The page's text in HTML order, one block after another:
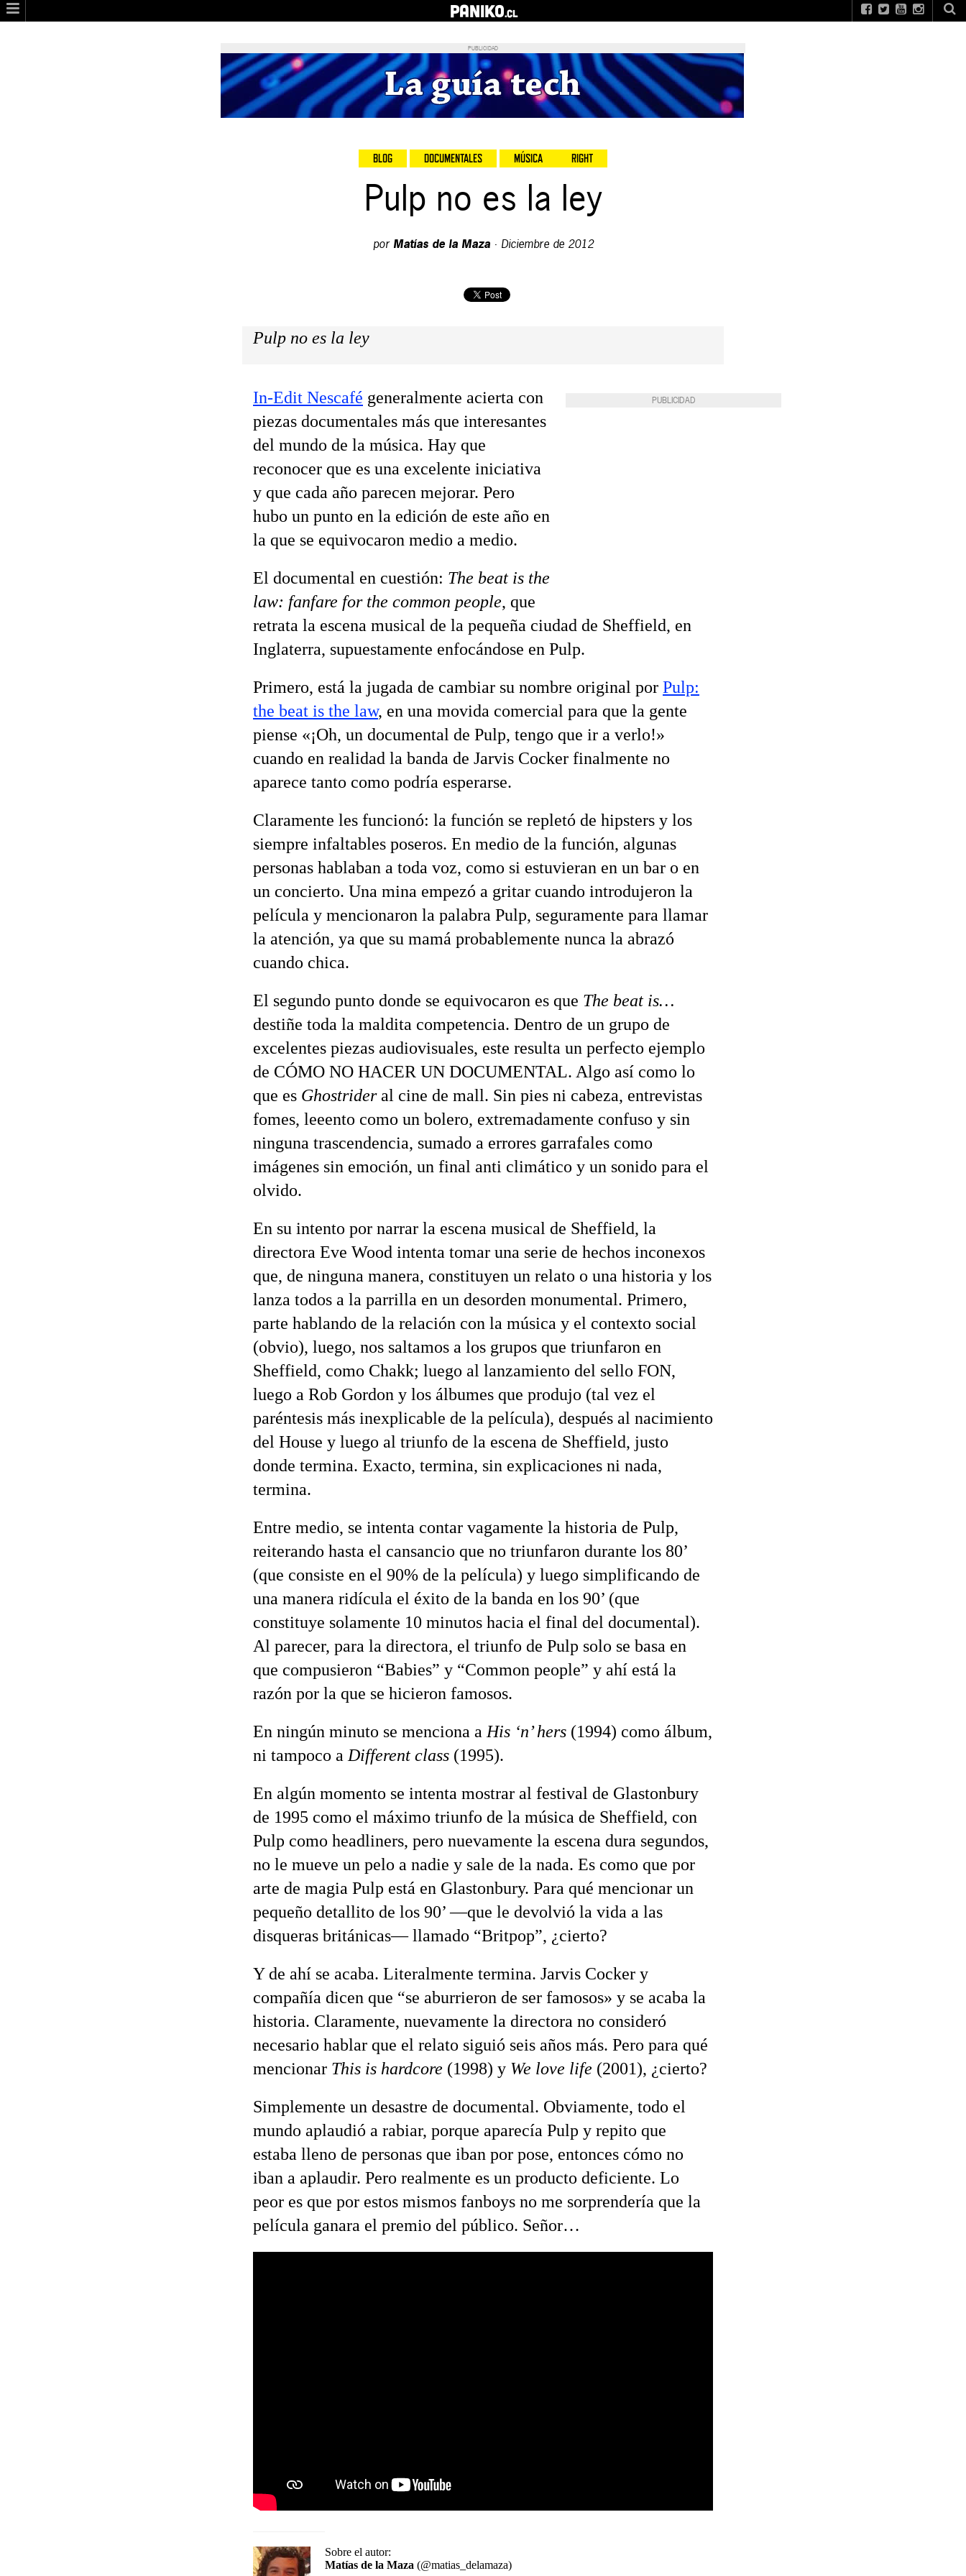
PANIKO.cl
PUBLICIDAD
BLOG DOCUMENTALES MÚSICA RIGHT
Pulp no es la ley
por Matías de la Maza· Diciembre de 2012
Pulp no es la ley
PUBLICIDAD
In-Edit Nescafé generalmente acierta con
piezas documentales más que interesantes
del mundo de la música. Hay que
reconocer que es una excelente iniciativa
y que cada año parecen mejorar. Pero
hubo un punto en la edición de este año en
la que se equivocaron medio a medio.
El documental en cuestión: The beat is the
law: fanfare for the common people, que
retrata la escena musical de la pequeña ciudad de Sheffield, en
Inglaterra, supuestamente enfocándose en Pulp.
Primero, está la jugada de cambiar su nombre original por Pulp:
the beat is the law, en una movida comercial para que la gente
piense «¡Oh, un documental de Pulp, tengo que ir a verlo!»
cuando en realidad la banda de Jarvis Cocker finalmente no
aparece tanto como podría esperarse.
Claramente les funcionó: la función se repletó de hipsters y los
siempre infaltables poseros. En medio de la función, algunas
personas hablaban a toda voz, como si estuvieran en un bar o en
un concierto. Una mina empezó a gritar cuando introdujeron la
película y mencionaron la palabra Pulp, seguramente para llamar
la atención, ya que su mamá probablemente nunca la abrazó
cuando chica.
El segundo punto donde se equivocaron es que The beat is…
destiñe toda la maldita competencia. Dentro de un grupo de
excelentes piezas audiovisuales, este resulta un perfecto ejemplo
de CÓMO NO HACER UN DOCUMENTAL. Algo así como lo
que es Ghostrideral cine de mall. Sin pies ni cabeza, entrevistas
fomes, leeento como un bolero, extremadamente confuso y sin
ninguna trascendencia, sumado a errores garrafales como
imágenes sin emoción, un final anti climático y un sonido para el
olvido.
En su intento por narrar la escena musical de Sheffield, la
directora Eve Wood intenta tomar una serie de hechos inconexos
que, de ninguna manera, constituyen un relato o una historia y los
lanza todos a la parrilla en un desorden monumental. Primero,
parte hablando de la relación con la música y el contexto social
(obvio), luego, nos saltamos a los grupos que triunfaron en
Sheffield, como Chakk; luego al lanzamiento del sello FON,
luego a Rob Gordon y los álbumes que produjo (tal vez el
paréntesis más inexplicable de la película), después al nacimiento
del House y luego al triunfo de la escena de Sheffield, justo
donde termina. Exacto, termina, sin explicaciones ni nada,
termina.
Entre medio, se intenta contar vagamente la historia de Pulp,
reiterando hasta el cansancio que no triunfaron durante los 80’
(que consiste en el 90% de la película) y luego simplificando de
una manera ridícula el éxito de la banda en los 90’ (que
constituye solamente 10 minutos hacia el final del documental).
Al parecer, para la directora, el triunfo de Pulp solo se basa en
que compusieron “Babies” y “Common people” y ahí está la
razón por la que se hicieron famosos.
En ningún minuto se menciona a His ‘n’ hers (1994) como álbum,
ni tampoco a Different class (1995).
En algún momento se intenta mostrar al festival de Glastonbury
de 1995 como el máximo triunfo de la música de Sheffield, con
Pulp como headliners, pero nuevamente la escena dura segundos,
no le mueve un pelo a nadie y sale de la nada. Es como que por
arte de magia Pulp está en Glastonbury. Para qué mencionar un
pequeño detallito de los 90’ —que le devolvió la vida a las
disqueras británicas— llamado “Britpop”, ¿cierto?
Y de ahí se acaba. Literalmente termina. Jarvis Cocker y
compañía dicen que “se aburrieron de ser famosos» y se acaba la
historia. Claramente, nuevamente la directora no consideró
necesario hablar que el relato siguió seis años más. Pero para qué
mencionar This is hardcore (1998) y We love life (2001), ¿cierto?
Simplemente un desastre de documental. Obviamente, todo el
mundo aplaudió a rabiar, porque aparecía Pulp y repito que
estaba lleno de personas que iban por pose, entonces cómo no
iban a aplaudir. Pero realmente es un producto deficiente. Lo
peor es que por estos mismos fanboys no me sorprendería que la
película ganara el premio del público. Señor…
Sobre el autor:
Matías de la Maza (@matias_delamaza)